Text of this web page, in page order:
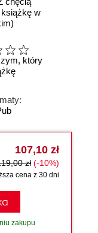
w
który
107,10 zł
zł (-10%)
cena z 30 dni
zakupu